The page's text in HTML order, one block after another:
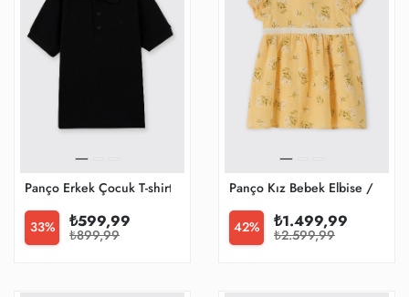
Panço Erkek Çocuk T-shirt
33% ₺599,99
₺899,99
Panço Kız Bebek Elbise / Tulum
42% ₺1.499,99
₺2.599,99